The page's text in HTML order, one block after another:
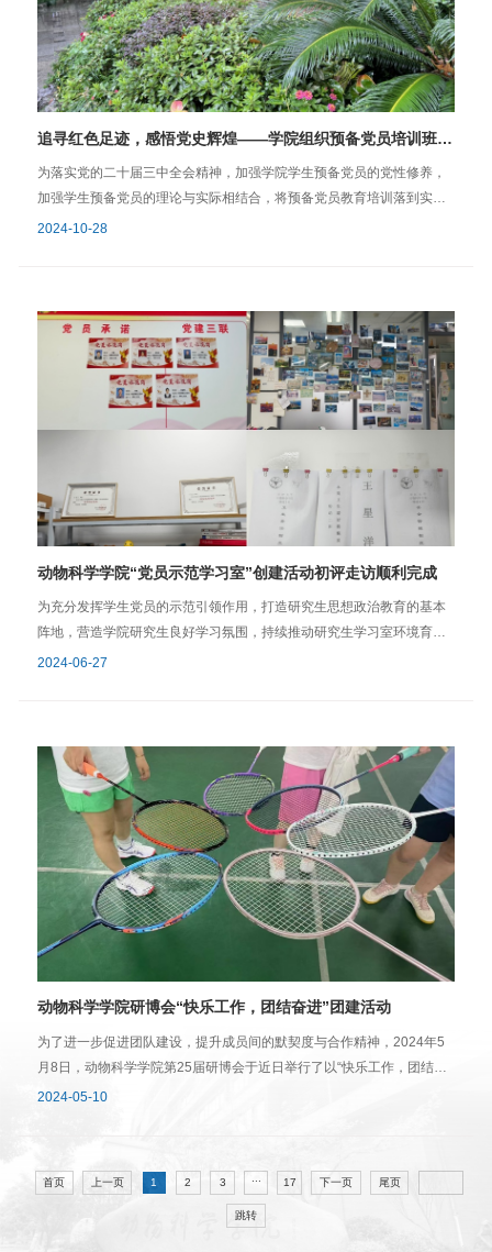
们切实增强了运用党的创新理论指导实践的能力，为早日成为合格共产
党员筑牢思想与实践根基。 文/陶星宇图/学生党建中心学院学工办2025
年3月25日
追寻红色足迹，感悟党史辉煌——学院组织预备党员培训班学员赴中国共产党杭州历史馆开展现场教学
为落实党的二十届三中全会精神，加强学院学生预备党员的党性修养，
加强学生预备党员的理论与实际相结合，将预备党员教育培训落到实
处，2024年10月26日，动物科学学院组织2024年秋冬学期预备党员培
中国共产党杭州历史馆，通过参观学习，深入了解了中国共产党在杭州
的光辉历程和伟大成就。 在历史馆内，学员们认真聆听讲解员的介绍，
观看了丰富的历史资料和珍贵的实物展示，重温了党的历史，感悟了革
命先辈的英勇事迹。此次参观不仅是一次知识的学习，更是一次心灵的
洗礼，让学员们对党的历史有了更加深刻的认识和理解。 通过本次现
场学习，进一步提升了学院学生预备党员对党的光荣历史和新时代党员
的责任担当的理解，帮助培训班学员将学习到的理论与实践相结合，为
成为光荣的中共正式党员打下了坚实的基础。 文/于紫桐图/学生党建中
心 学院学工办2024年10月28日
2024-10-28
动物科学学院“党员示范学习室”创建活动初评走访顺利完成
为充分发挥学生党员的示范引领作用，打造研究生思想政治教育的基本
阵地，营造学院研究生良好学习氛围，持续推动研究生学习室环境育人
提质增效，按照学院“党员示范学习室”创建要求，2024年6月26日，由
进行了初评走访，严格按照评选标准，从卫生环境、安全状况、文化建
设、学习就业等方面对参评学习室进行了综合考察，并有针对性地对各
学习室提出了进一步的提升建议。团队建设文化氛围学习氛围经过初评
走访，共有13个学习室脱颖而出。这些学习室硬件设施完善齐全，环境
整洁美观，学习氛围浓厚，文化建设突出，进入后续答辩评比环节。本
次初评走访不仅是党员示范学习室创建活动的重要环节，也是研究生同
学之间相互学习，共同提高的重要契机。文/徐莉图/童瑶 学院学工办
2024年6月27日
2024-06-27
动物科学学院研博会“快乐工作，团结奋进”团建活动
为了进一步促进团队建设，提升成员间的默契度与合作精神，2024年5
月8日，动物科学学院第25届研博会于近日举行了以“快乐工作，团结奋
进”为主题的羽毛球比赛活动。此次活动不仅增进了成员们的身体素质，
能力踊跃报名。在比赛过程中，选手们挥汗如雨、全力以赴，充分展示
了动科学院研博会在德智体美劳方面的全面发展，赛场气氛既紧张激烈
又充满友好和谐的竞争精神。除了激烈的比赛，活动还大大增强了全员
2024-05-10
首页 上一页 1 2 3 ... 17 下一页 尾页
跳转